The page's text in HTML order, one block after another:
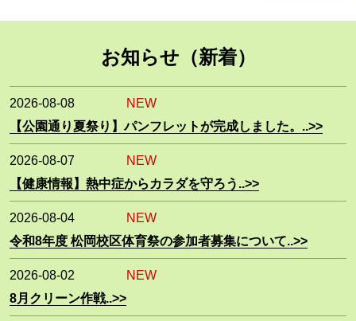
お知らせ（新着）
2026-08-08
NEW
【公園通り夏祭り】パンフレットが完成しました。..>>
2026-08-07
NEW
【健康情報】熱中症からカラダを守ろう..>>
2026-08-04
NEW
令和8年度 松岡校区体育祭の参加者募集について..>>
2026-08-02
NEW
8月クリーン作戦..>>